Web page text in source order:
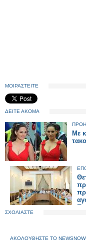
ΜΟΙΡΑΣΤΕΙΤΕ
ΔΕΙΤΕ ΑΚΟΜΑ
Με
ΣΧΟΛΙΑΣΤΕ
ΑΚΟΛΟΥΘΗΣΤΕ ΤΟ